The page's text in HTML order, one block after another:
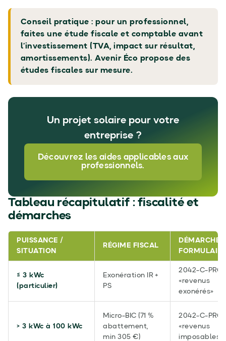
Conseil pratique : pour un professionnel,
faites une étude fiscale et comptable avant
l’investissement (TVA, impact sur résultat,
amortissements). Avenir Éco propose des
études fiscales sur mesure.
Un projet solaire pour votre
entreprise ?
Découvrez les aides applicables aux
professionnels.
Tableau récapitulatif : fiscalité et
démarches
PUISSANCE /
SITUATION
RÉGIME FISCAL
DÉMARCHE /
FORMULAIRE
≤ 3 kWc
(particulier)
Exonération IR +
PS
2042-C-PRO
«revenus
exonérés»
> 3 kWc à 100 kWc
Micro-BIC (71 %
abattement,
min 305 €)
2042-C-PRO
«revenus
imposables»